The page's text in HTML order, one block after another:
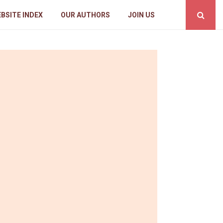
INDEX OUR AUTHORS JOIN US